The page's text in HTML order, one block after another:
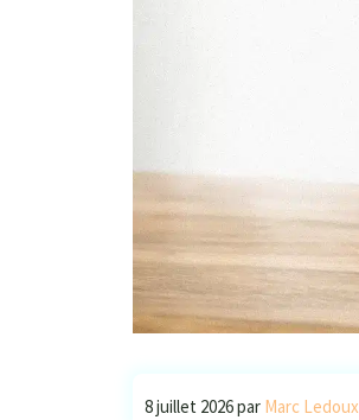
8 juillet 2026par Marc Ledoux